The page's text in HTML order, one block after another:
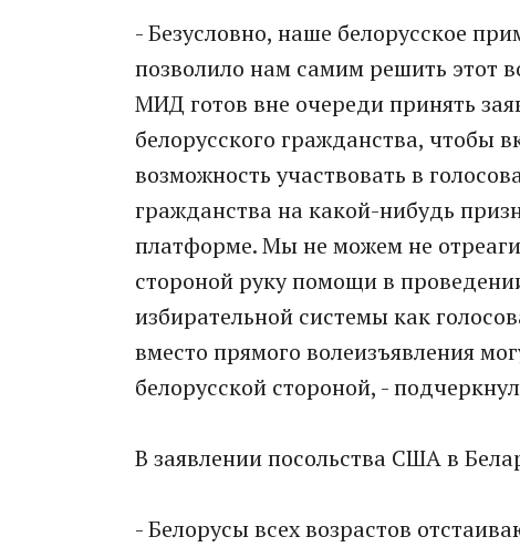
- Безусловно, наше белорусское
позволило нам самим решить этот
МИД готов вне очереди принять
белорусского гражданства, чтобы
возможность участвовать в
гражданства на какой-нибудь
платформе. Мы не можем не
стороной руку помощи в
избирательной системы как
вместо прямого волеизъявления
белорусской стороной, -
В заявлении посольства США в
- Белорусы всех возрастов